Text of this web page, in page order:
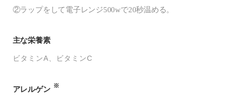
②ラップをして電子レンジ500wで20秒温める。
主な栄養素
ビタミンA ビタミンC
アレルゲン ※